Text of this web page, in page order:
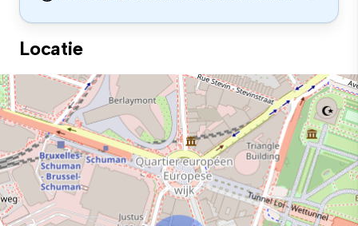
Locatie